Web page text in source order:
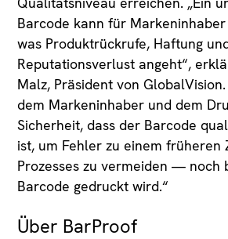
Barcode kann für
was Produktrückrufe, Haftung
Reputationsverlust angeht“,
Malz, Präsident von
dem Markeninhaber und dem
Sicherheit, dass der Barcode
ist, um Fehler zu einem früheren
Prozesses zu vermeiden — noch
Barcode gedruckt wird.“
Über BarProof